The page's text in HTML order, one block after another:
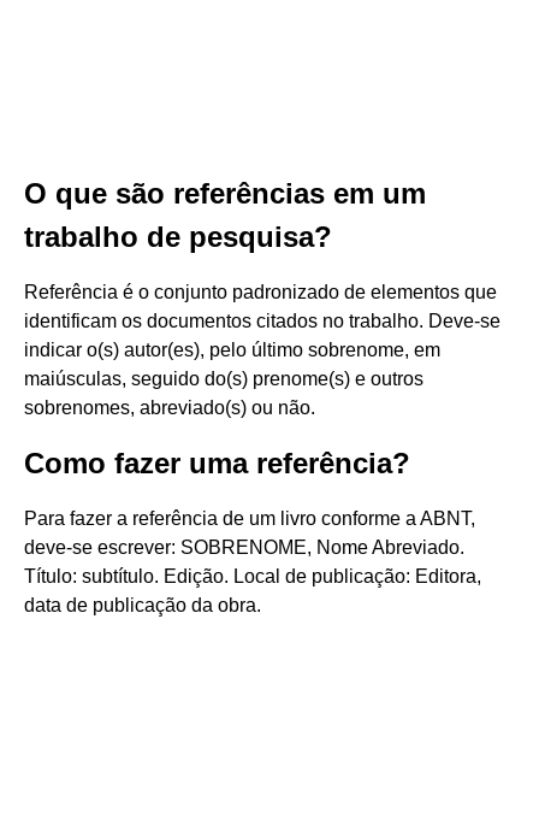
O que são referências em um
trabalho de pesquisa?
Referência é o conjunto padronizado de elementos que
identificam os documentos citados no trabalho. Deve-se
indicar o(s) autor(es), pelo último sobrenome, em
maiúsculas, seguido do(s) prenome(s) e outros
sobrenomes, abreviado(s) ou não.
Como fazer uma referência?
Para fazer a referência de um livro conforme a ABNT,
deve-se escrever: SOBRENOME, Nome Abreviado.
Título: subtítulo. Edição. Local de publicação: Editora,
data de publicação da obra.